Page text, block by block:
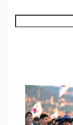
Buscar